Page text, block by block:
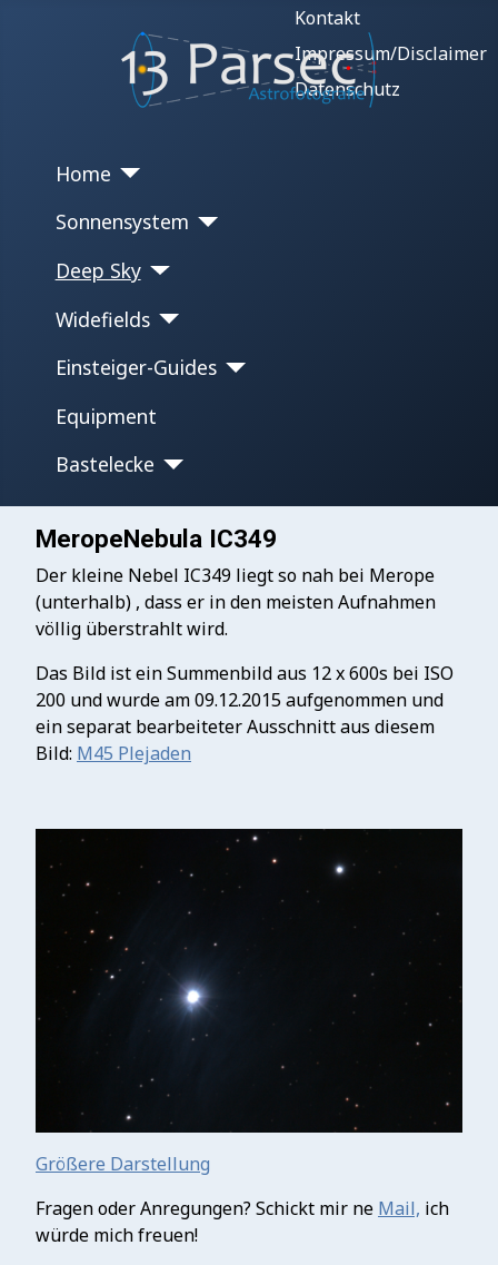
Kontakt
Impressum/Disclaimer
Datenschutz
Home
Sonnensystem
Deep Sky
Widefields
Einsteiger-Guides
Equipment
Bastelecke
MeropeNebula IC349
Der kleine Nebel IC349 liegt so nah bei Merope
(unterhalb) , dass er in den meisten Aufnahmen
völlig überstrahlt wird.
Das Bild ist ein Summenbild aus 12 x 600s bei ISO
200 und wurde am 09.12.2015 aufgenommen und
ein separat bearbeiteter Ausschnitt aus diesem
Bild: M45 Plejaden
Größere Darstellung
Fragen oder Anregungen? Schickt mir ne Mail, ich
würde mich freuen!